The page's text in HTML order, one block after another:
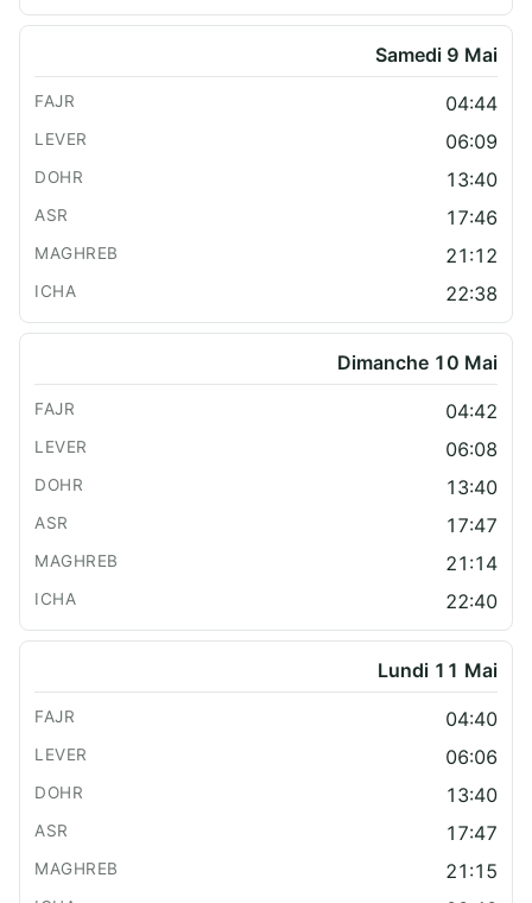
Samedi 9 Mai
04:44
06:09
13:40
17:46
21:12
22:38
Dimanche 10 Mai
04:42
06:08
13:40
17:47
21:14
22:40
Lundi 11 Mai
04:40
06:06
13:40
17:47
21:15